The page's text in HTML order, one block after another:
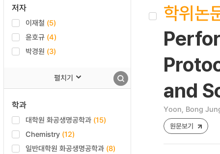
저자
이재철 (5)
윤호규 (4)
박경원 (3)
펼치기
학과
대학원 화공생명공학과 (15)
Chemistry (12)
일반대학원 화공생명공학과 (8)
학위논
and
Yoon, Bong
원문보기